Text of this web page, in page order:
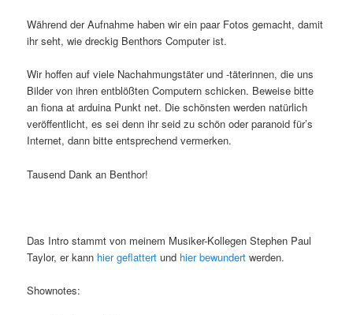
Während der Aufnahme haben wir ein paar Fotos gemacht, damit
ihr seht, wie dreckig Benthors Computer ist.
Wir hoffen auf viele Nachahmungstäter und -täterinnen, die uns
Bilder von ihren entblößten Computern schicken. Beweise bitte
an fiona at arduina Punkt net. Die schönsten werden natürlich
veröffentlicht, es sei denn ihr seid zu schön oder paranoid für’s
Internet, dann bitte entsprechend vermerken.
Tausend Dank an Benthor!
Das Intro stammt von meinem Musiker-Kollegen Stephen Paul
Taylor, er kann hier geflattert und hier bewundert werden.
Shownotes: